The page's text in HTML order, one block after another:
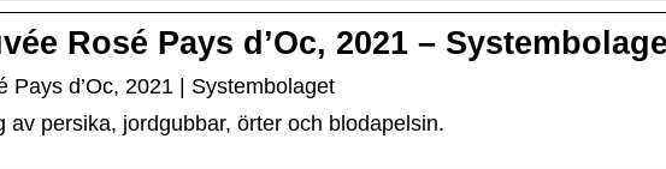
Rosé Pays d’Oc, 2021 –
Pays d’Oc, 2021 | Systembolaget
av persika, jordgubbar, örter och blodapelsin.